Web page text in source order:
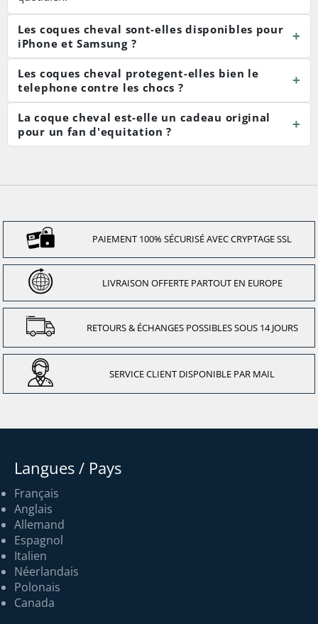
Les coques cheval sont-elles disponibles pour
iPhone et Samsung ?
Les coques cheval protegent-elles bien le
telephone contre les chocs ?
La coque cheval est-elle un cadeau original
pour un fan d'equitation ?
PAIEMENT 100% SÉCURISÉ AVEC CRYPTAGE SSL
LIVRAISON OFFERTE PARTOUT EN EUROPE
RETOURS & ÉCHANGES POSSIBLES SOUS 14 JOURS
SERVICE CLIENT DISPONIBLE PAR MAIL
Langues / Pays
Français
Anglais
Allemand
Espagnol
Italien
Néerlandais
Polonais
Canada